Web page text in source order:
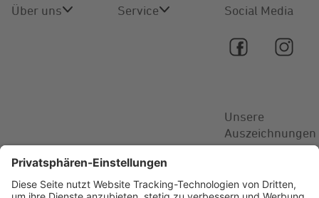
Über uns Service Social Media
Unsere
Auszeichnungen